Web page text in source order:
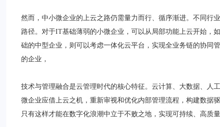
然而，中小微企业的上云之路仍需量力而行、循序渐进。不同行
路径。对于IT基础薄弱的小微企业，可以从局部功能上云开始，
础的中型企业，则可以考虑一体化云平台，实现全业务链的协同
的企业，
技术与管理融合是云管理时代的核心特征。云计算、大数据、人
微企业应借上云之机，重新审视和优化内部管理流程，构建数据
只有这样才能在数字化浪潮中立于不败之地，实现可持续、高质